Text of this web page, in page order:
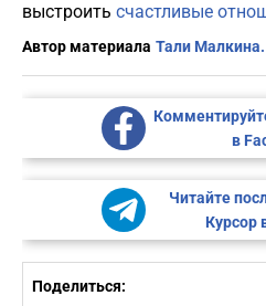
выстроить счастливые
Автор материала Тали Малкина.
в
Читайте
Курсор
Поделиться: